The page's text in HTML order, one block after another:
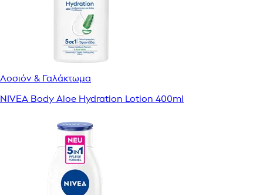
Λοσιόν & Γαλάκτωμα
NIVEA Body Aloe Hydration Lotion 400ml